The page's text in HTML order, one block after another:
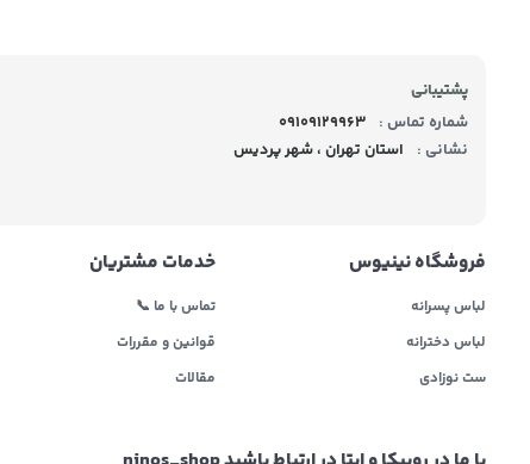
پشتیبانی
شماره تماس :
09109129963
نشانی :
استان تهران ، شهر پردیس
فروشگاه نینیوس
لباس پسرانه
لباس دخترانه
ست نوزادی
خدمات مشتریان
تماس با ما 📞
قوانین و مقررات
مقالات